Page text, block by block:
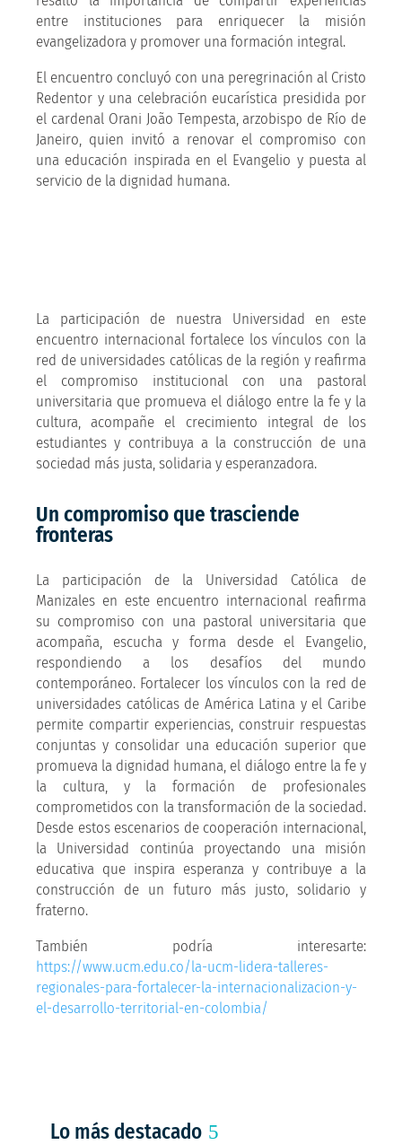
entre instituciones para enriquecer la misión
evangelizadora y promover una formación integral.
El encuentro concluyó con una peregrinación al Cristo
Redentor y una celebración eucarística presidida por
el cardenal Orani João Tempesta, arzobispo de Río de
Janeiro, quien invitó a renovar el compromiso con
una educación inspirada en el Evangelio y puesta al
servicio de la dignidad humana.
La participación de nuestra Universidad en este
encuentro internacional fortalece los vínculos con la
red de universidades católicas de la región y reafirma
el compromiso institucional con una pastoral
universitaria que promueva el diálogo entre la fe y la
cultura, acompañe el crecimiento integral de los
estudiantes y contribuya a la construcción de una
sociedad más justa, solidaria y esperanzadora.
Un compromiso que trasciende
fronteras
La participación de la Universidad Católica de
Manizales en este encuentro internacional reafirma
su compromiso con una pastoral universitaria que
acompaña, escucha y forma desde el Evangelio,
respondiendo a los desafíos del mundo
contemporáneo. Fortalecer los vínculos con la red de
universidades católicas de América Latina y el Caribe
permite compartir experiencias, construir respuestas
conjuntas y consolidar una educación superior que
promueva la dignidad humana, el diálogo entre la fe y
la cultura, y la formación de profesionales
comprometidos con la transformación de la sociedad.
Desde estos escenarios de cooperación internacional,
la Universidad continúa proyectando una misión
educativa que inspira esperanza y contribuye a la
construcción de un futuro más justo, solidario y
fraterno.
También podría interesarte:
https://www.ucm.edu.co/la-ucm-lidera-talleres-
regionales-para-fortalecer-la-internacionalizacion-y-
el-desarrollo-territorial-en-colombia/
Lo más destacado